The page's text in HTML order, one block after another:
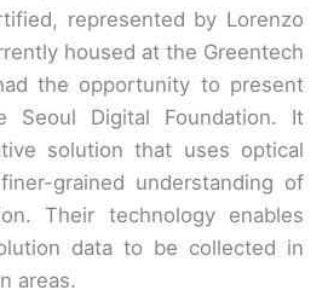
represented by Lorenzo
housed at the Greentech
the opportunity to present
Digital Foundation. It
solution that uses optical
grained understanding of
Their technology enables
data to be collected in
areas.